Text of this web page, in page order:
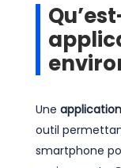
Une
outil
smartphone